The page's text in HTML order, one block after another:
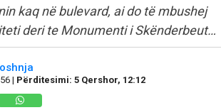
kaq në bulevard, ai do të mbushej
deri te Monumenti i Skënderbeut…
| Përditesimi: 5 Qershor, 12:12